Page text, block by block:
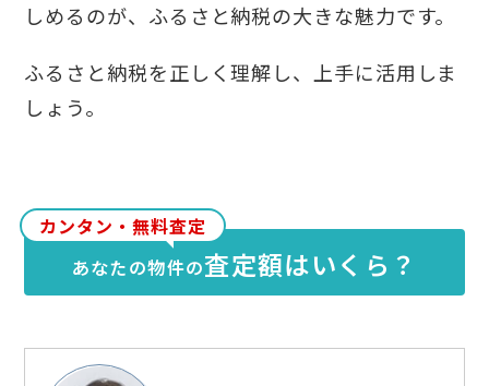
しめるのが、ふるさと納税の大きな魅力です。
ふるさと納税を正しく理解し、上手に活用しま
しょう。
カンタン・無料査定
あなたの物件の査定額はいくら？